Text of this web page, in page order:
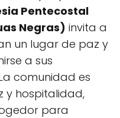
Pentecostal
Negras) invita a
un lugar de paz y
a sus
comunidad es
y hospitalidad,
para